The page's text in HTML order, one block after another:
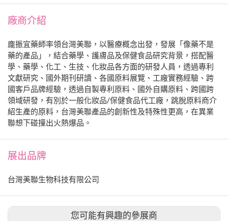
廠商介紹
龐振宜藥師率領台灣美聯，以醫療概念出發，發展「像藥不是
藥的產品」，結合藥學、護膚品及保健食品研究背景，搭配醫
學、藥學、化工、生技、化妝品各方面的研發人員，透過專利
文獻研究、國外期刊研讀、各國原料展覽、工廠實務經驗、跨
國客戶品牌經驗，透過自製專利原料、國外自購原料、跨國跨
領域研發，有別於一般化妝品/保健食品代工廠，跳脫原料商介
紹生產的原料，台灣美聯產品的創新性及特殊性更高，在異業
聯想下碰撞出火熱爆品。
展出品牌
台灣美聯生物科技有限公司
您可能有興趣的參展商